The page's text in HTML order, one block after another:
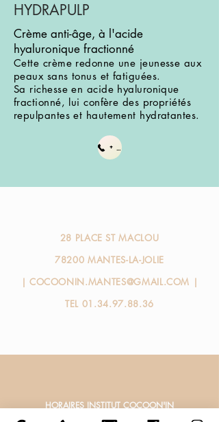
HYDRAPULP
Crème anti-âge, à l'acide
hyaluronique fractionné
Cette crème redonne une jeunesse aux
peaux sans tonus et fatiguées.
Sa richesse en acide hyaluronique
fractionné, lui confère des propriétés
repulpantes et hautement hydratantes.
+ d'infos
28 PLACE ST MACLOU
78200 MANTES-LA-JOLIE
| COCOONIN.MANTES@GMAIL.COM |
TEL 01.34.97.88.36
HORAIRES INSTITUT COCOON'IN